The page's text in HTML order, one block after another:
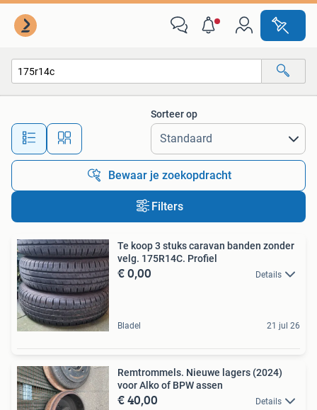
Alle afstanden…
Sorteer op
Bewaar je zoekopdracht
Filters
Te koop 3 stuks caravan banden zonder
velg. 175R14C. Profiel
€ 0,00 Details
Bladel 21 jul 26
Remtrommels. Nieuwe lagers (2024)
voor Alko of BPW assen
€ 40,00 Details